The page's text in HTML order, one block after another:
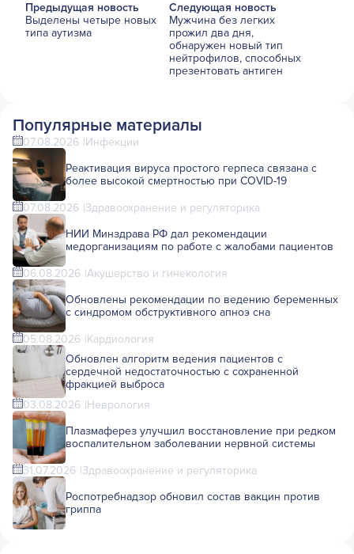
Предыдущая новость
Выделены четыре новых
типа аутизма
Следующая новость
Мужчина без легких
прожил два дня,
обнаружен новый тип
нейтрофилов, способных
презентовать антиген
Популярные материалы
07.08.2026 Инфекции
Реактивация вируса простого герпеса связана с
более высокой смертностью при COVID-19
07.08.2026 Здравоохранение и регуляторика
НИИ Минздрава РФ дал рекомендации
медорганизациям по работе с жалобами пациентов
06.08.2026 Акушерство и гинекология
Обновлены рекомендации по ведению беременных
с синдромом обструктивного апноэ сна
05.08.2026 Кардиология
Обновлен алгоритм ведения пациентов с
сердечной недостаточностью с сохраненной
фракцией выброса
03.08.2026 Неврология
Плазмаферез улучшил восстановление при редком
воспалительном заболевании нервной системы
31.07.2026 Здравоохранение и регуляторика
Роспотребнадзор обновил состав вакцин против
гриппа